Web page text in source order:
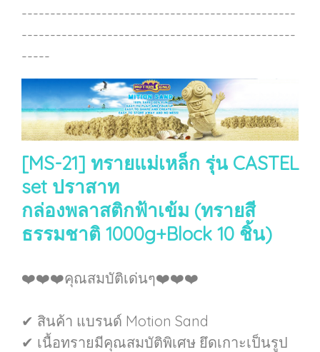
------------------------------------------------
------------------------------------------------
-----
[MS-21] ทรายแม่เหล็ก รุ่น CASTEL
set ปราสาท
กล่องพลาสติกฟ้าเข้ม (ทรายสี
ธรรมชาติ 1000g+Block 10 ชิ้น)
❤️❤️❤️คุณสมบัติเด่นๆ❤️❤️❤️
✔ สินค้า แบรนด์ Motion Sand
✔ เนื้อทรายมีคุณสมบัติพิเศษ ยึดเกาะเป็นรูป